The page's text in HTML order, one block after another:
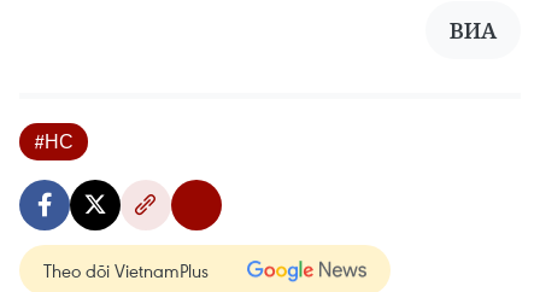
ВИА
#НС
Theo dõi VietnamPlus